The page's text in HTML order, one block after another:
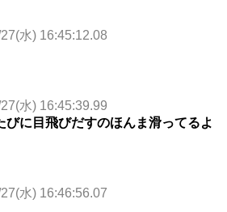
水) 16:45:12.08
水) 16:45:39.99
びに目飛びだすのほんま滑ってるよ
水) 16:46:56.07